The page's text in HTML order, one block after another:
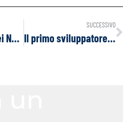
La morte di Alexei Navalny e le curiose coincidenze temporali
SUCCESSIVO
Il primo sviluppatore di Bitcoin divulga le mail con Satoshi